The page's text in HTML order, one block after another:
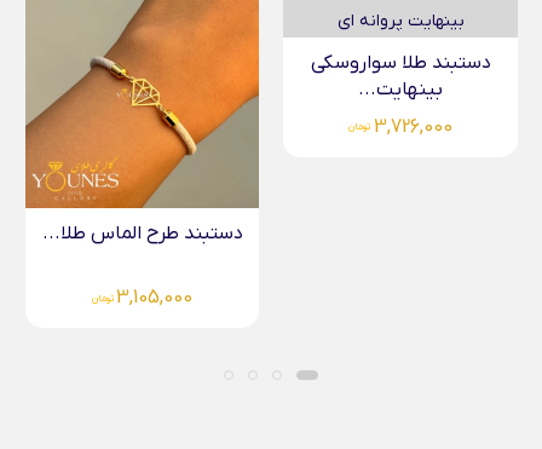
دستبند طلا سواروسکی
بینهایت...
3,726,000 تومان
دستبند طرح الماس طلا...
3,105,000 تومان